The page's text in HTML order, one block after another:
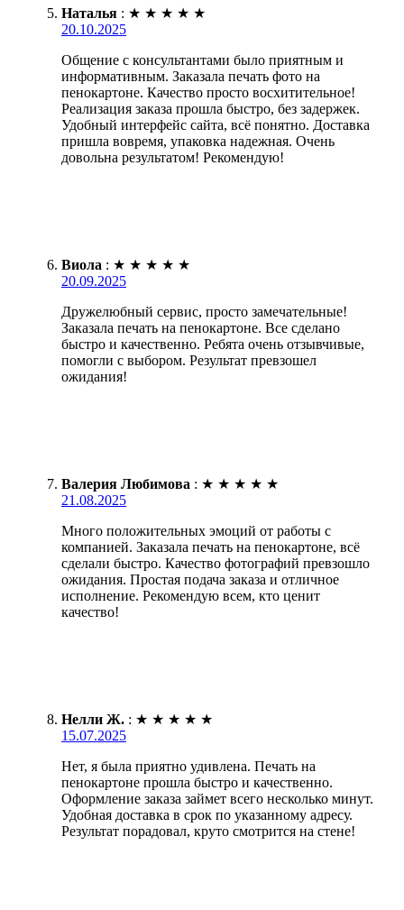
Наталья : ★ ★ ★ ★ ★
20.10.2025
Общение с консультантами было приятным и
информативным. Заказала печать фото на
пенокартоне. Качество просто восхитительное!
Реализация заказа прошла быстро, без задержек.
Удобный интерфейс сайта, всё понятно. Доставка
пришла вовремя, упаковка надежная. Очень
довольна результатом! Рекомендую!
Виола : ★ ★ ★ ★ ★
20.09.2025
Дружелюбный сервис, просто замечательные!
Заказала печать на пенокартоне. Все сделано
быстро и качественно. Ребята очень отзывчивые,
помогли с выбором. Результат превзошел
ожидания!
Валерия Любимова : ★ ★ ★ ★ ★
21.08.2025
Много положительных эмоций от работы с
компанией. Заказала печать на пенокартоне, всё
сделали быстро. Качество фотографий превзошло
ожидания. Простая подача заказа и отличное
исполнение. Рекомендую всем, кто ценит
качество!
Нелли Ж. : ★ ★ ★ ★ ★
15.07.2025
Нет, я была приятно удивлена. Печать на
пенокартоне прошла быстро и качественно.
Оформление заказа займет всего несколько минут.
Удобная доставка в срок по указанному адресу.
Результат порадовал, круто смотрится на стене!